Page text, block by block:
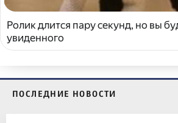
Ролик длится пару секунд, но вы
увиденного
ПОСЛЕДНИЕ НОВОСТИ